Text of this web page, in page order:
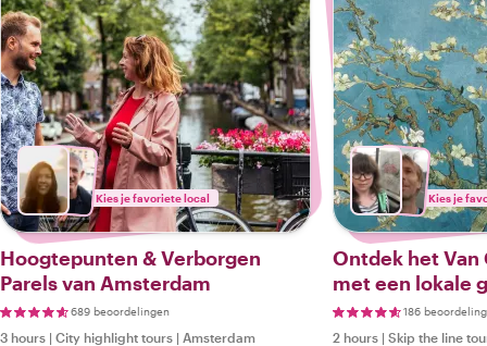
Kies je favoriete local
Hoogtepunten & Verborgen
Parels van Amsterdam
689 beoordelingen
3 hours | City highlight tours | Amsterdam
Kies je
Ontdek het Van
met een lokale
186
2 hours | Skip the line